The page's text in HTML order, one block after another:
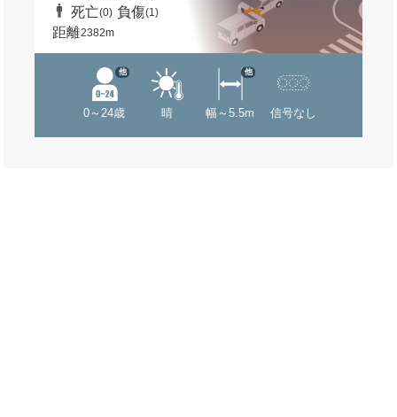
死亡(0) 負傷(1)
距離2382m
0～24歳
他
晴 幅～5.5m
他
信号なし